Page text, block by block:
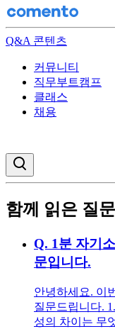
Q&A 콘텐츠
커뮤니티
직무부트캠프
클래스
채용
함께 읽은 질문
Q. 1분 자기
문입니다.
안녕하세요. 이
질문드립니다.
성의 차이는 무